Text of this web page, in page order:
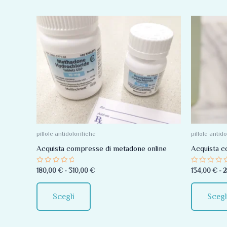
pillole antidolorifiche
Acquista compresse di metadone online
Valutato
su
180,00 € - 310,00 €
di
da
180,00 €
a
310,00 €
Scegli
prodotto
ha
più
varianti.
Le
opzioni
possono
essere
scelte
pagina
del
pillole
Acquista
Valutato
su
134,00 € -